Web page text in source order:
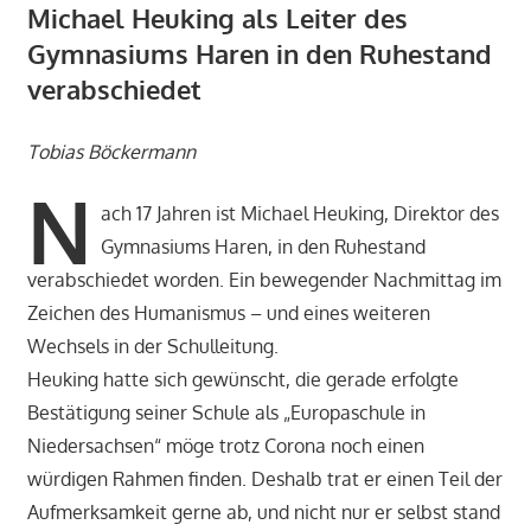
Michael Heuking als Leiter des
Gymnasiums Haren in den Ruhestand
verabschiedet
Tobias Böckermann
N
ach 17 Jahren ist Michael Heuking, Direktor des
Gymnasiums Haren, in den Ruhestand
verabschiedet worden. Ein bewegender Nachmittag im
Zeichen des Humanismus – und eines weiteren
Wechsels in der Schulleitung.
Heuking hatte sich gewünscht, die gerade erfolgte
Bestätigung seiner Schule als „Europaschule in
Niedersachsen“ möge trotz Corona noch einen
würdigen Rahmen finden. Deshalb trat er einen Teil der
Aufmerksamkeit gerne ab, und nicht nur er selbst stand